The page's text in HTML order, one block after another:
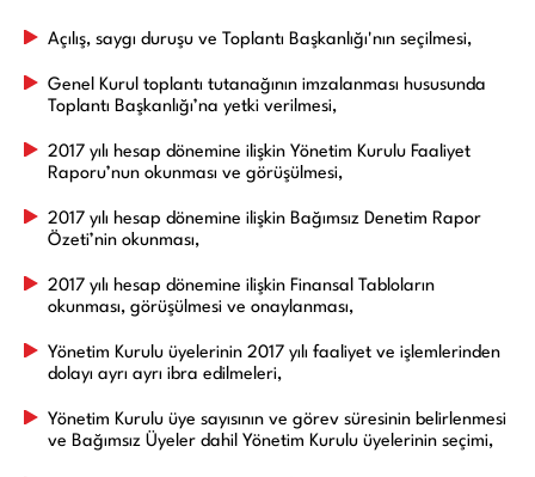
Açılış, saygı duruşu ve Toplantı Başkanlığı'nın seçilmesi,
Genel Kurul toplantı tutanağının imzalanması hususunda
Toplantı Başkanlığı’na yetki verilmesi,
2017 yılı hesap dönemine ilişkin Yönetim Kurulu Faaliyet
Raporu’nun okunması ve görüşülmesi,
2017 yılı hesap dönemine ilişkin Bağımsız Denetim Rapor
Özeti’nin okunması,
2017 yılı hesap dönemine ilişkin Finansal Tabloların
okunması, görüşülmesi ve onaylanması,
Yönetim Kurulu üyelerinin 2017 yılı faaliyet ve işlemlerinden
dolayı ayrı ayrı ibra edilmeleri,
Yönetim Kurulu üye sayısının ve görev süresinin belirlenmesi
ve Bağımsız Üyeler dahil Yönetim Kurulu üyelerinin seçimi,